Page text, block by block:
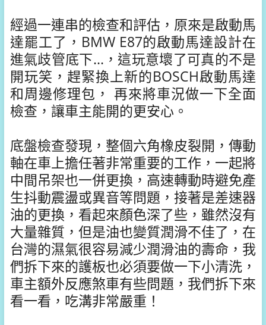
經過一連串的檢查和評估，原來是啟動馬
達罷工了，BMW E87的啟動馬達設計在
進氣歧管底下...，這玩意壞了可真的不是
開玩笑，趕緊換上新的BOSCH啟動馬達
和周邊修理包， 再來將車況做一下全面
檢查，讓車主能開的更安心。
底盤檢查發現，整個六角橡皮裂開，傳動
軸在車上擔任著非常重要的工作，一起將
中間吊架也一併更換，高速轉動時避免產
生抖動震盪或異音等問題，接著是差速器
油的更換，看起來顏色深了些，雖然沒有
大量雜質，但是油也變質潤滑不佳了，在
台灣的濕氣很容易減少潤滑油的壽命，我
們拆下來的護板也必須要做一下小清洗，
車主額外反應煞車有些問題，我們拆下來
看一看，吃溝非常嚴重！